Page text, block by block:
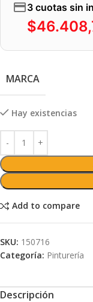
3 cuotas sin
$
MARCA
Hay existencias
Add to compare
SKU: 150716
Categoría: Pinturería
Descripción